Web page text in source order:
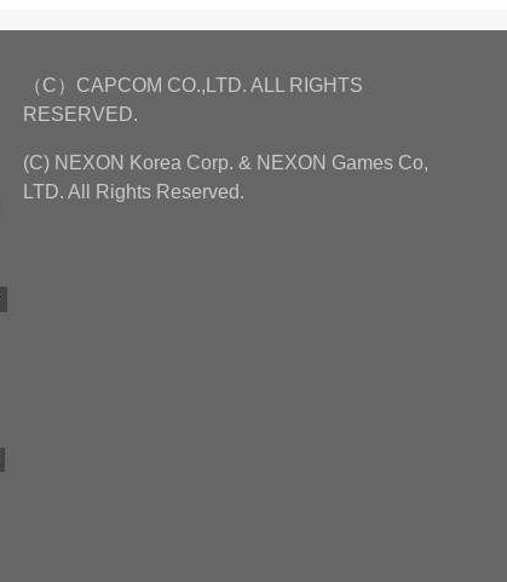
（C）CAPCOM CO.,LTD. ALL RIGHTS
RESERVED.
(C) NEXON Korea Corp. & NEXON Games Co,
LTD. All Rights Reserved.